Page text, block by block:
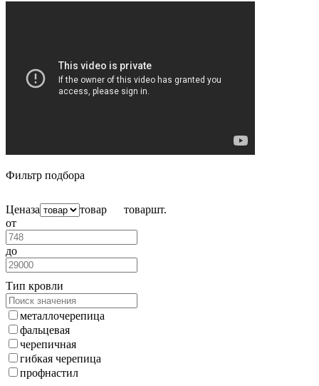
Фильтр подбора
Ценаза товар товаршт.
от
до
Тип кровли
металлочерепица
фальцевая
черепичная
гибкая черепица
профнастил